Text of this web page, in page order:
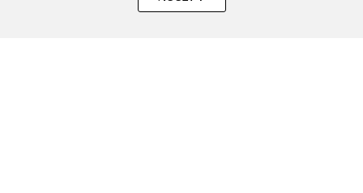
formulata cu beta-glucan si acid hialuronic, care contribuie la